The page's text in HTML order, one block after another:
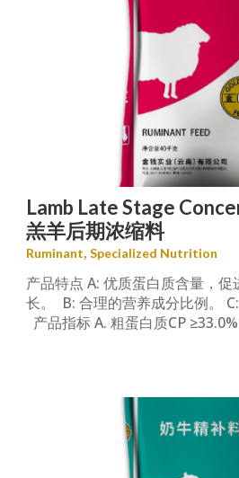
Ruminant,Specialized Nutrition
Lamb Late Stage
羔羊后期浓缩料
产品特点 A: 优质蛋白质含量‌，促
长。 ‌ B: 合理的营养成分比例。
产品指标 A. 粗蛋白质CP